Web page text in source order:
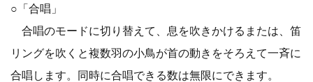
○「合唱」
合唱のモードに切り替えて、息を吹きかけるまたは、笛
リングを吹くと複数羽の小鳥が首の動きをそろえて一斉に
合唱します。同時に合唱できる数は無限にできます。